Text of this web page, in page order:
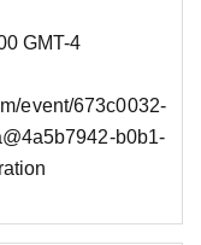
GMT-4
event/673c0032-
b0b1-